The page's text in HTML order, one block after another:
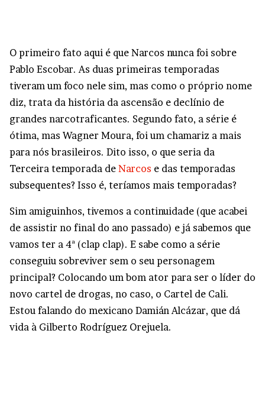
O primeiro fato aqui é que Narcos nunca foi sobre
Pablo Escobar. As duas primeiras temporadas
tiveram um foco nele sim, mas como o próprio nome
diz, trata da história da ascensão e declínio de
grandes narcotraficantes. Segundo fato, a série é
ótima, mas Wagner Moura, foi um chamariz a mais
para nós brasileiros. Dito isso, o que seria da
Terceira temporada de Narcos e das temporadas
subsequentes? Isso é, teríamos mais temporadas?
Sim amiguinhos, tivemos a continuidade (que acabei
de assistir no final do ano passado) e já sabemos que
vamos ter a 4ª (clap clap). E sabe como a série
conseguiu sobreviver sem o seu personagem
principal? Colocando um bom ator para ser o líder do
novo cartel de drogas, no caso, o Cartel de Cali.
Estou falando do mexicano Damián Alcázar, que dá
vida à Gilberto Rodríguez Orejuela.